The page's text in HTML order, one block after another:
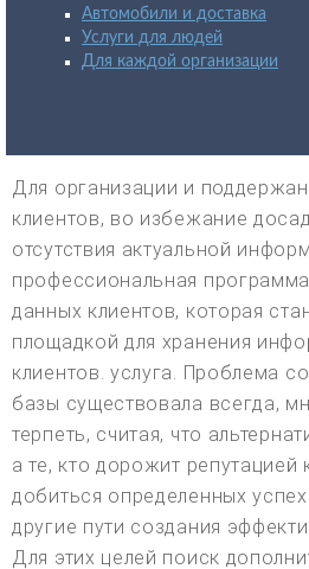
Автомобили и доставка
Услуги для людей
Для каждой организации
Для организации и
клиентов, во избежание
отсутствия актуальной
профессиональная
данных клиентов, которая
площадкой для хранения
клиентов. услуга. Проблема
базы существовала всегда,
терпеть, считая, что
а те, кто дорожит репутацией
добиться определенных
другие пути создания
Для этих целей поиск